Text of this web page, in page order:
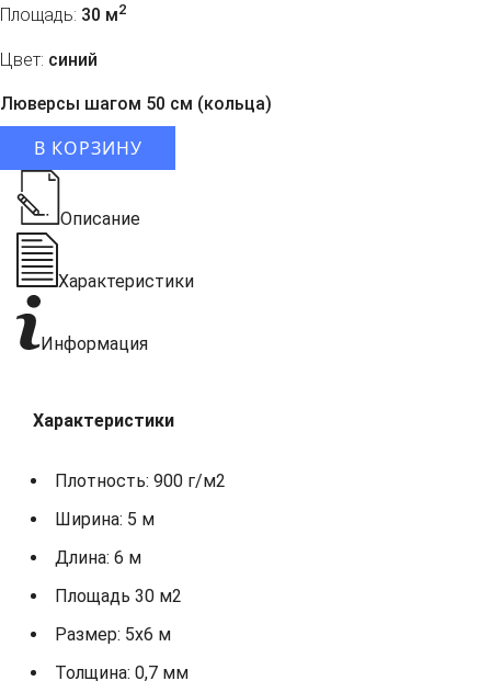
Площадь: 30 м2
Цвет: синий
Люверсы шагом 50 см (кольца)
В КОРЗИНУ
Описание
Характеристики
Информация
Характеристики
Плотность: 900 г/м2
Ширина: 5 м
Длина: 6 м
Площадь 30 м2
Размер: 5х6 м
Толщина: 0,7 мм